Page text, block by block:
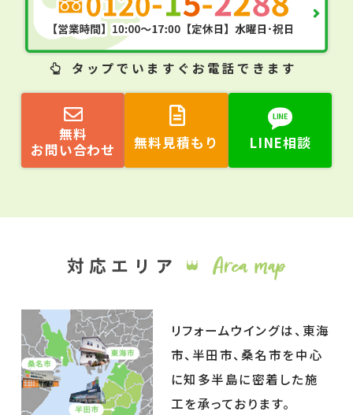
タップでいますぐお電話できます
無料
お問い合わせ
無料見積もり LINE相談
リフォームウイングは、東海
市、半田市、桑名市を中心
に知多半島に密着した施
工を承っております。